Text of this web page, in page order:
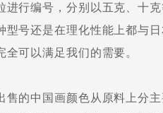
进行编号，分别以五克、十
型号还是在理化性能上都与
可以满足我们的需要。
的中国画颜色从原料上分主